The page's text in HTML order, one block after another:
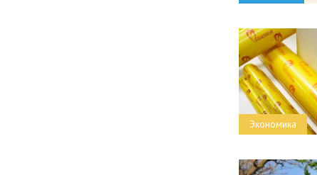
Экономика